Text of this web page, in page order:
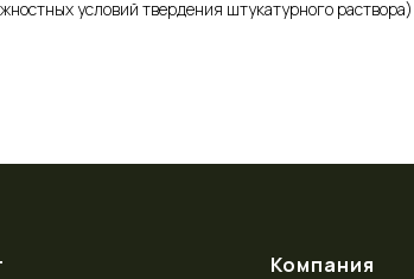
условий твердения штукатурного раствора)
Компания